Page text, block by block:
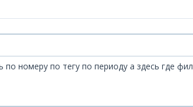
номеру по тегу по периоду а здесь где